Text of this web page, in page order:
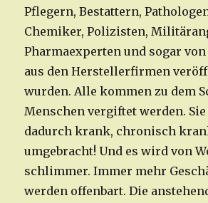
Pflegern, Bestattern,
Chemiker, Polizisten,
Pharmaexperten und sogar
aus den Herstellerfirmen
wurden. Alle kommen zu dem
Menschen vergiftet werden.
dadurch krank, chronisch
umgebracht! Und es wird von
schlimmer. Immer mehr
werden offenbart. Die